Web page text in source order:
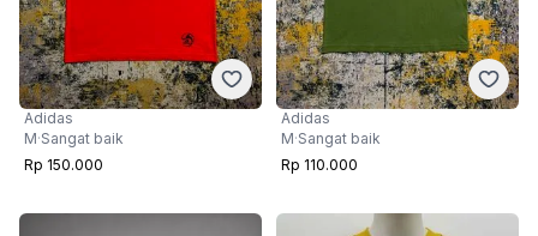
Adidas
M·Sangat baik
Rp 150.000
Adidas
M·Sangat baik
Rp 110.000